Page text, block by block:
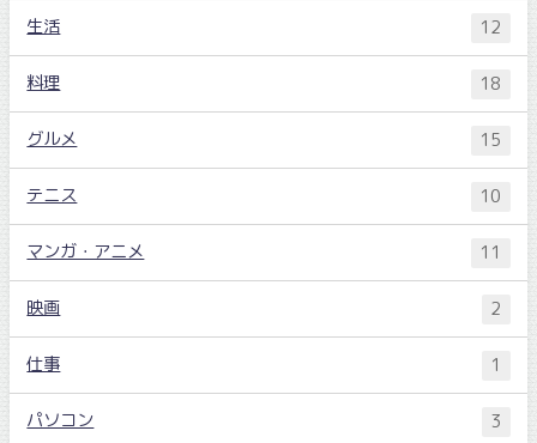
生活 12
料理 18
グルメ 15
テニス 10
マンガ・アニメ 11
映画 2
仕事 1
パソコン 3